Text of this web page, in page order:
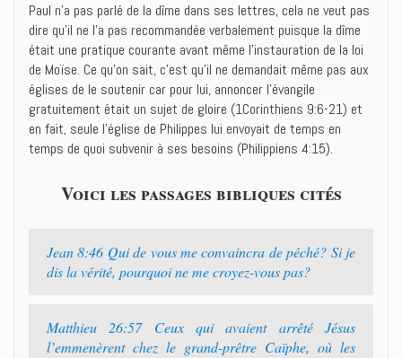
Paul n’a pas parlé de la dîme dans ses lettres, cela ne veut pas
dire qu’il ne l’a pas recommandée verbalement puisque la dîme
était une pratique courante avant même l’instauration de la loi
de Moïse. Ce qu’on sait, c’est qu’il ne demandait même pas aux
églises de le soutenir car pour lui, annoncer l’évangile
gratuitement était un sujet de gloire (1Corinthiens 9:6-21) et
en fait, seule l’église de Philippes lui envoyait de temps en
temps de quoi subvenir à ses besoins (Philippiens 4:15).
Voici les passages bibliques cités
Jean 8:46 Qui de vous me convaincra de péché? Si je
dis la vérité, pourquoi ne me croyez-vous pas?
Matthieu 26:57 Ceux qui avaient arrêté Jésus
l’emmenèrent chez le grand-prêtre Caïphe, où les